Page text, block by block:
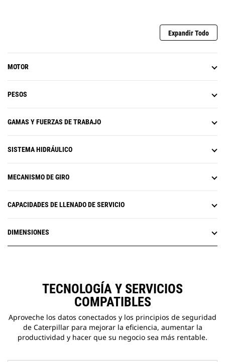
el módulo de emisiones limpias
Usar aceite y filtros Cat originales y
servicio actual a 1.000 horas, por
proporciona un alto rendimiento
vida útil más prolongada con un
Los ventiladores eléctricos de
enfriamiento de alta eficiencia solo
mantenimiento y permiten una
extracción fácil y rápida de las
muestras para realizar análisis de
fluidos.
Expandir Todo
MOTOR
PESOS
GAMAS Y FUERZAS DE TRABAJO
SISTEMA HIDRÁULICO
MECANISMO DE GIRO
CAPACIDADES DE LLENADO DE SERVICIO
DIMENSIONES
TECNOLOGÍA Y SERVICIOS
COMPATIBLES
Aproveche los datos conectados y los principios de seguridad
de Caterpillar para mejorar la eficiencia, aumentar la
productividad y hacer que su negocio sea más rentable.